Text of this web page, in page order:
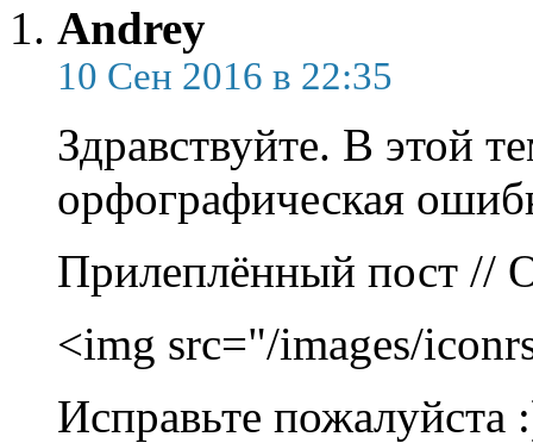
Andrey
10 Сен 2016 в 22:35
Здравствуйте. В этой
орфографическая
Прилеплённый пост //
<img src="/images/
Исправьте пожалуйста